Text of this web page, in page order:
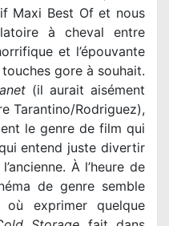
Maxi Best Of et nous
à cheval entre
et l’épouvante
gore à souhait.
(il aurait aisément
le genre de film qui
entend juste divertir
À l’heure de
de genre semble
exprimer quelque